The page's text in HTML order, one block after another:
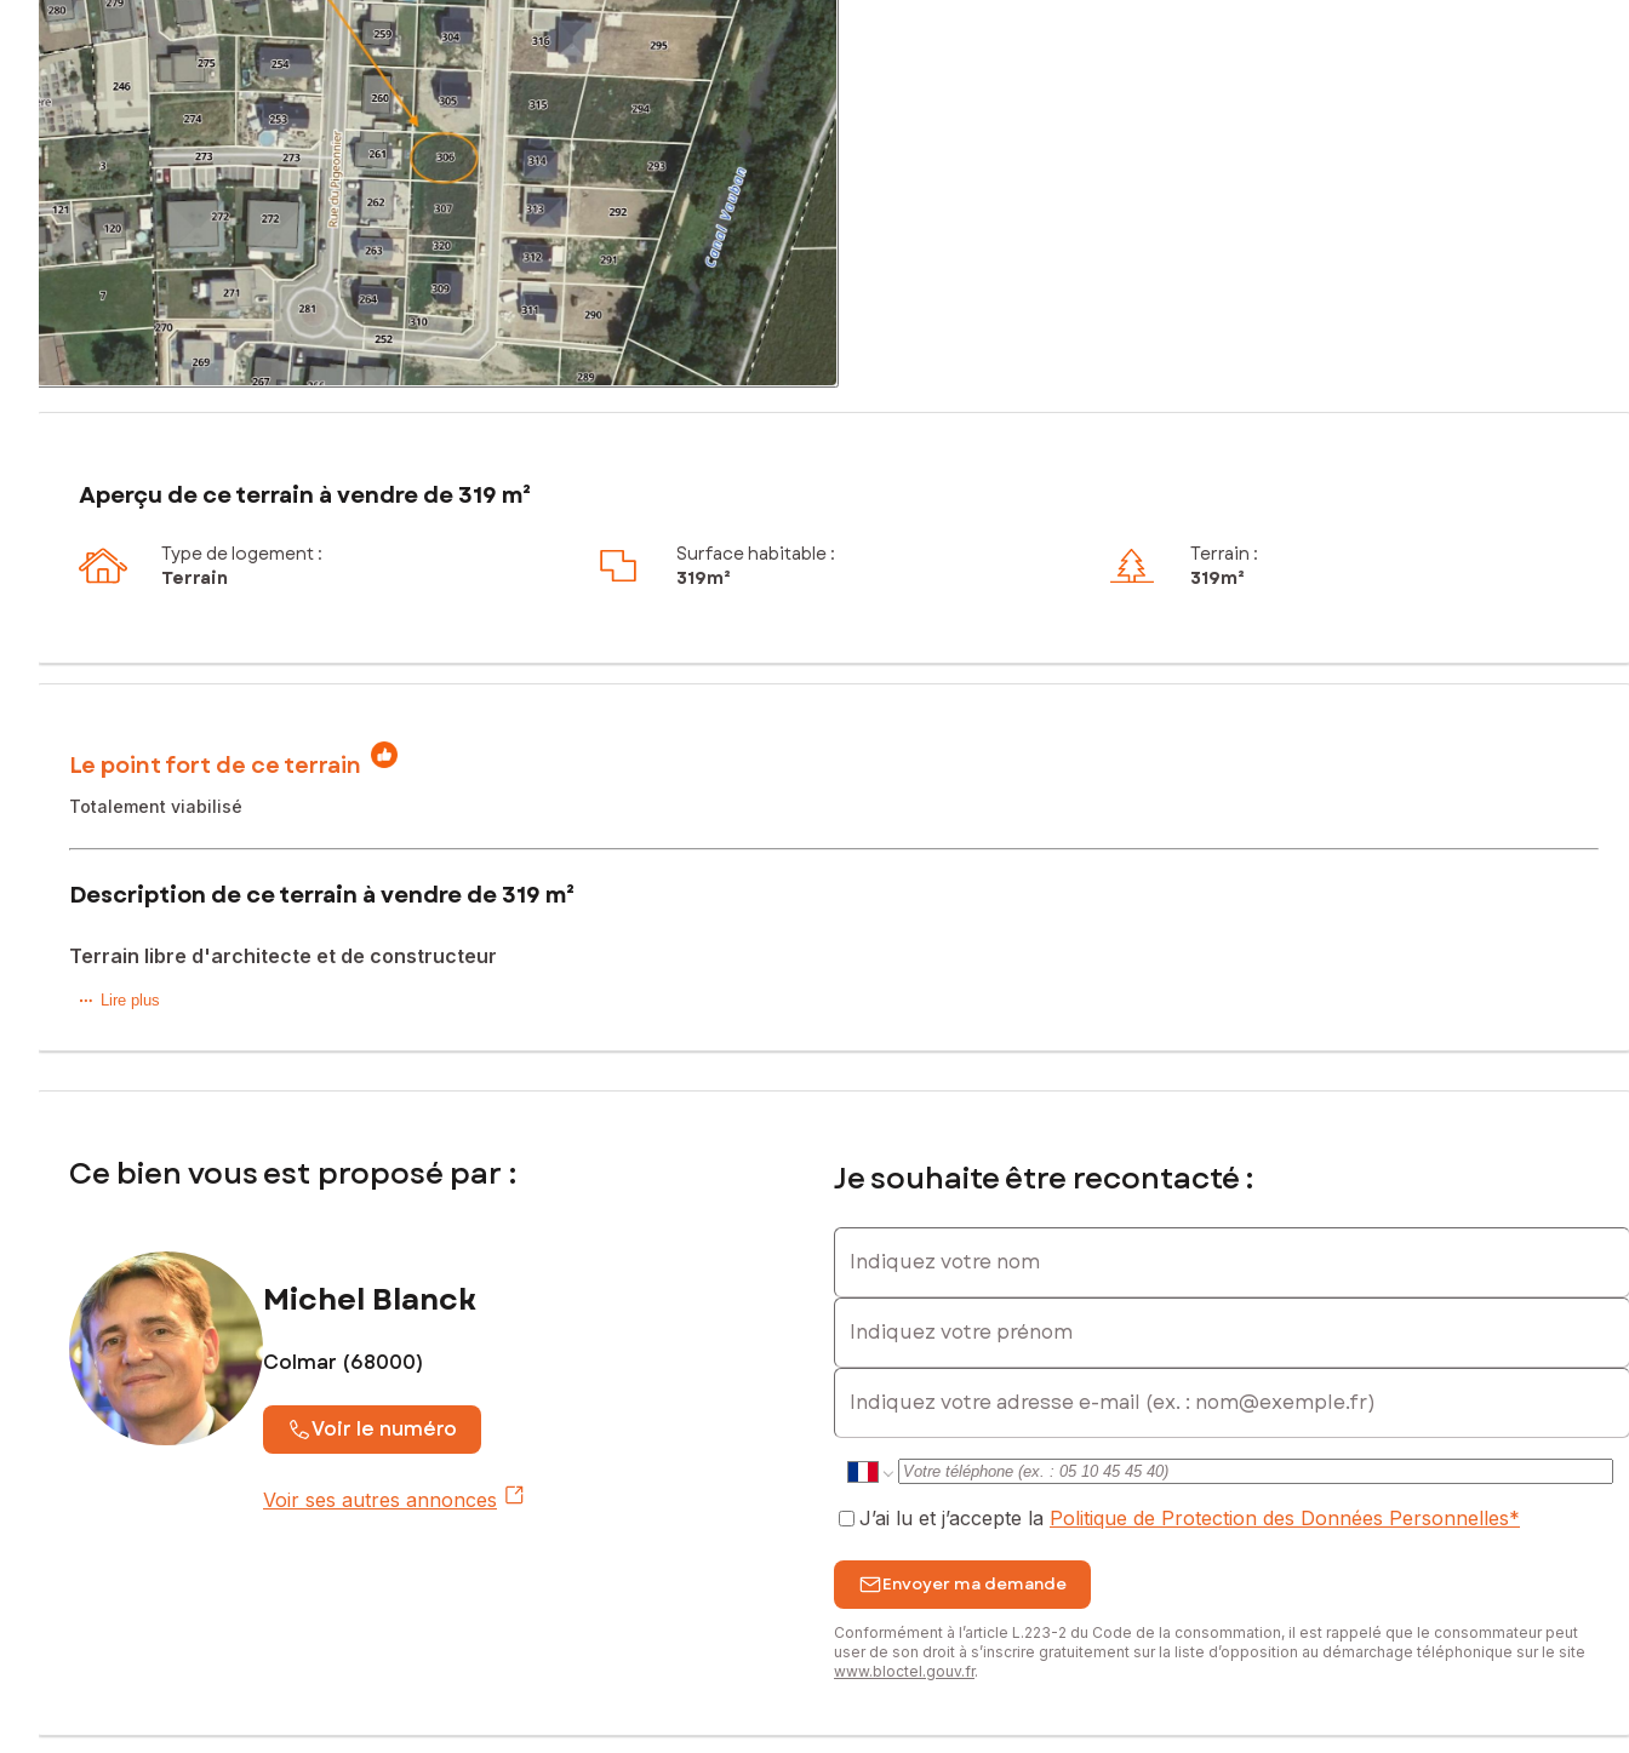
Aperçu de ce terrain à vendre de 319 m²
Type de logement :
Terrain
Surface habitable :
319m²
Terrain :
319m²
Le point fort de ce terrain
Totalement viabilisé
Description de ce terrain à vendre de 319 m²
Terrain libre d'architecte et de constructeur
Situé dans la charmante commune de Weckolsheim, ce terrain de 319 m² offre une localisation idéale pour ceux qui recherchent calme et tranquillité.
La ville réputée pour son atmosphère conviviale et son cadre verdoyant, est appréciée pour sa qualité de vie.
Proche des commerces locaux et des écoles, il bénéficie également d'une proximité avec la nature, offrant ainsi un équilibre harmonieux entre urbanité et verdure.
Avec une surface de 319 m², ce terrain vierge offre un large éventail de possibilités pour la construction d'une résidence personnalisée.
Un projet de construction a déjà été imaginé avec un plan d’exemple pour une maison individuelle contemporaine d’environ 139 m² comprenant 4 chambres, de beaux volumes de vie, un
garage ainsi qu’une terrasse.
Une belle opportunité pour donner vie à un projet neuf dans un environnement calme et résidentiel.
Terrain totalement libre d'architectes, et de constructeurs totalement viabilisés, eau et électricité.
Rue rue du pigeonnier WECKOLSHEIM.
Les informations sur les risques auxquels ce bien est exposé sont disponibles sur le site Géorisques : www.georisques.gouv.fr
Prix de vente : 79 000 €
Contactez votre conseiller SAFTI : Michel BLANCK, Tél. : 06 72 81 23 94, E-mail : michel.blanck@safti.fr - EI - Agent commercial immatriculé au RSAC de COLMAR sous le numéro 379 949 944
Lire plus
Ce bien vous est proposé par :
Michel Blanck
Colmar (68000)
Voir le numéro
Voir ses autres annonces
Je souhaite être recontacté :
Indiquez votre nom
Indiquez votre prénom
E-mail
J’ai lu et j’accepte la Politique de Protection des Données Personnelles*
Envoyer ma demande
Conformément à l’article L.223-2 du Code de la consommation, il est rappelé que le consommateur peut
user de son droit à s’inscrire gratuitement sur la liste d’opposition au démarchage téléphonique sur le site
www.bloctel.gouv.fr.